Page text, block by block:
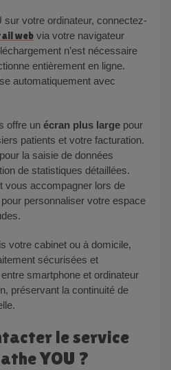
web via votre navigateur
n’est nécessaire
entièrement en ligne.
automatiquement avec
offre un écran plus large pour
patients et votre facturation.
la saisie de données
de statistiques détaillées.
vous accompagner lors de
personnaliser votre espace
sécurisées et
smartphone et ordinateur
préservant la continuité de
YOU ?